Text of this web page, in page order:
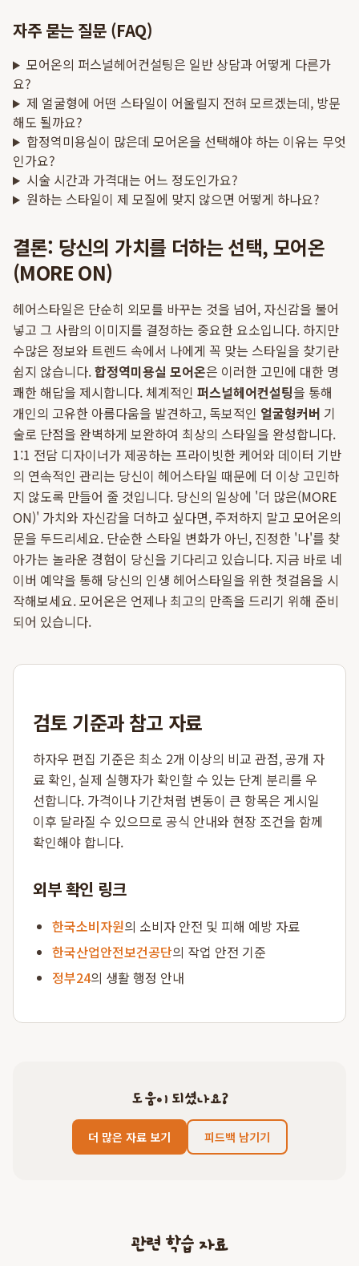
자주 묻는 질문 (FAQ)
모어온의 퍼스널헤어컨설팅은 일반 상담과 어떻게 다른가
요?
제 얼굴형에 어떤 스타일이 어울릴지 전혀 모르겠는데, 방문
해도 될까요?
합정역미용실이 많은데 모어온을 선택해야 하는 이유는 무엇
인가요?
시술 시간과 가격대는 어느 정도인가요?
원하는 스타일이 제 모질에 맞지 않으면 어떻게 하나요?
결론: 당신의 가치를 더하는 선택, 모어온
(MORE ON)
헤어스타일은 단순히 외모를 바꾸는 것을 넘어, 자신감을 불어
넣고 그 사람의 이미지를 결정하는 중요한 요소입니다. 하지만
수많은 정보와 트렌드 속에서 나에게 꼭 맞는 스타일을 찾기란
쉽지 않습니다.합정역미용실 모어온은 이러한 고민에 대한 명
쾌한 해답을 제시합니다. 체계적인 퍼스널헤어컨설팅을 통해
개인의 고유한 아름다움을 발견하고, 독보적인 얼굴형커버 기
술로 단점을 완벽하게 보완하여 최상의 스타일을 완성합니다.
1:1 전담 디자이너가 제공하는 프라이빗한 케어와 데이터 기반
의 연속적인 관리는 당신이 헤어스타일 때문에 더 이상 고민하
지 않도록 만들어 줄 것입니다. 당신의 일상에 '더 많은(MORE
ON)' 가치와 자신감을 더하고 싶다면, 주저하지 말고 모어온의
문을 두드리세요. 단순한 스타일 변화가 아닌, 진정한 '나'를 찾
아가는 놀라운 경험이 당신을 기다리고 있습니다. 지금 바로 네
이버 예약을 통해 당신의 인생 헤어스타일을 위한 첫걸음을 시
작해보세요. 모어온은 언제나 최고의 만족을 드리기 위해 준비
되어 있습니다.
검토 기준과 참고 자료
하자우 편집 기준은 최소 2개 이상의 비교 관점, 공개 자
료 확인, 실제 실행자가 확인할 수 있는 단계 분리를 우
선합니다. 가격이나 기간처럼 변동이 큰 항목은 게시일
이후 달라질 수 있으므로 공식 안내와 현장 조건을 함께
확인해야 합니다.
외부 확인 링크
한국소비자원의 소비자 안전 및 피해 예방 자료
한국산업안전보건공단의 작업 안전 기준
정부24의 생활 행정 안내
도움이 되셨나요?
더 많은 자료 보기 피드백 남기기
관련 학습 자료